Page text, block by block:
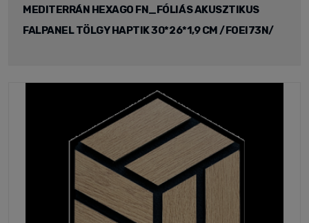
MEDITERRÁN HEXAGO FN_FÓLIÁS AKUSZTIKUS
FALPANEL TÖLGY HAPTIK 30*26*1,9 CM /FOEI73N/